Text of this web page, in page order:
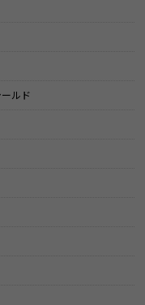
ルド